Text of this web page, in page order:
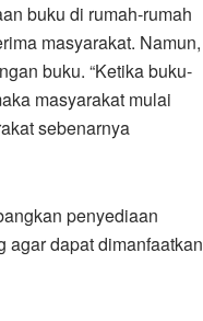
buku di rumah-rumah
masyarakat. Namun,
buku. “Ketika buku-
masyarakat mulai
sebenarnya
penyediaan
agar dapat dimanfaatkan